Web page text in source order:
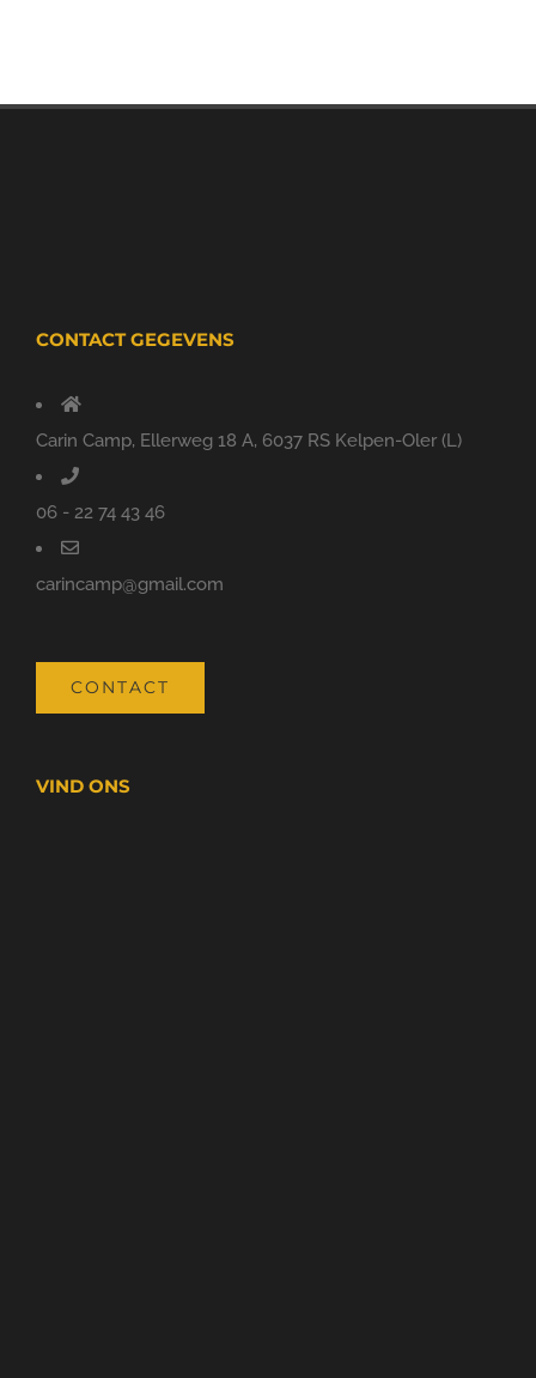
CONTACT GEGEVENS
Carin Camp, Ellerweg 18 A, 6037 RS Kelpen-Oler (L)
06 - 22 74 43 46
carincamp@gmail.com
CONTACT
VIND ONS